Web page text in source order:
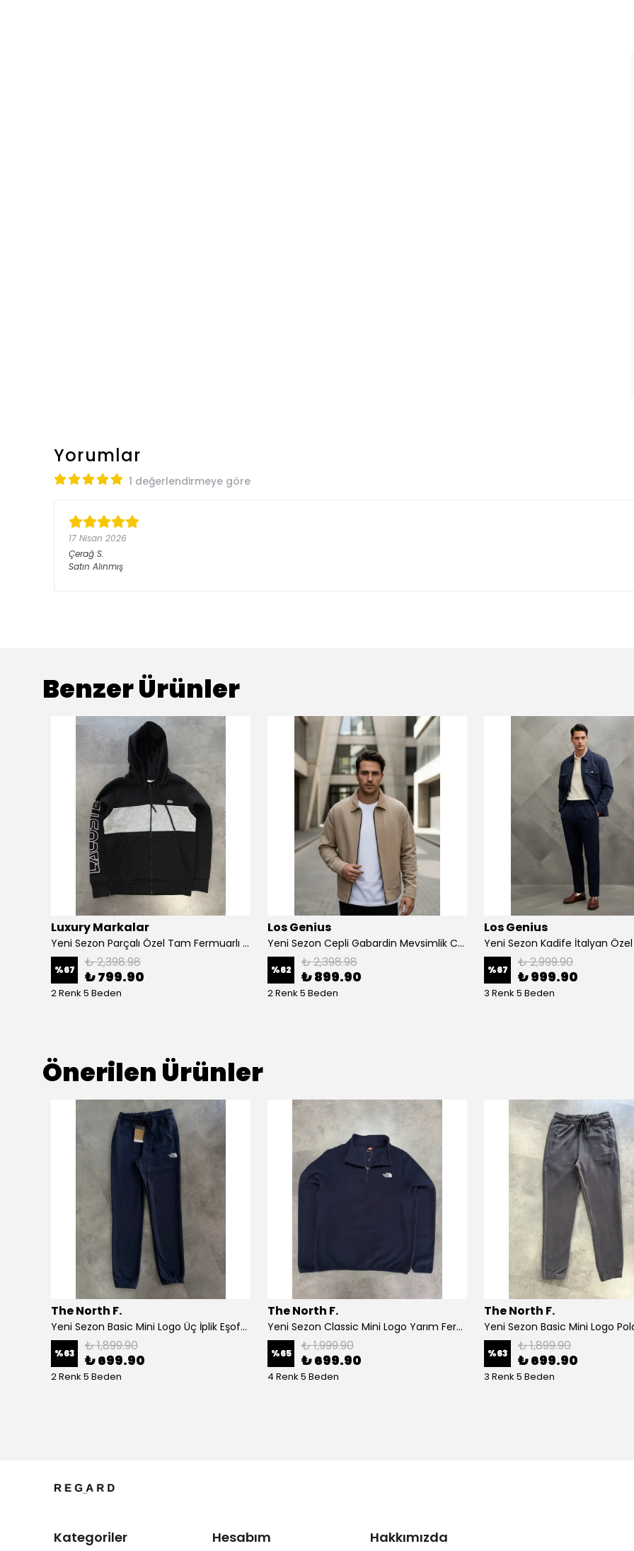
Yorumlar
1 değerlendirmeye göre
17 Nisan 2026
Çerağ S.
Satın Alınmış
Benzer Ürünler
Luxury Markalar
Yeni Sezon Parçalı Özel Tam Fermuarlı Ceket
%67 ₺ 2,398.98
₺ 799.90
2 Renk 5 Beden
Los Genius
Yeni Sezon Cepli Gabardin Mevsimlik Ceket
%62 ₺ 2,398.98
₺ 899.90
2 Renk 5 Beden
Los Genius
%67 ₺ 2,999.90
₺ 999.90
3 Renk 5 Beden
Önerilen Ürünler
The North F.
Yeni Sezon Basic Mini Logo Üç İplik Eşofman Altı
%63 ₺ 1,899.90
₺ 699.90
2 Renk 5 Beden
The North F.
Yeni Sezon Classic Mini Logo Yarım Fermuarlı Polar
%65 ₺ 1,999.90
₺ 699.90
4 Renk 5 Beden
The North F.
%63 ₺ 1,899.90
₺ 699.90
3 Renk 5 Beden
Kategoriler Hesabım Hakkımızda